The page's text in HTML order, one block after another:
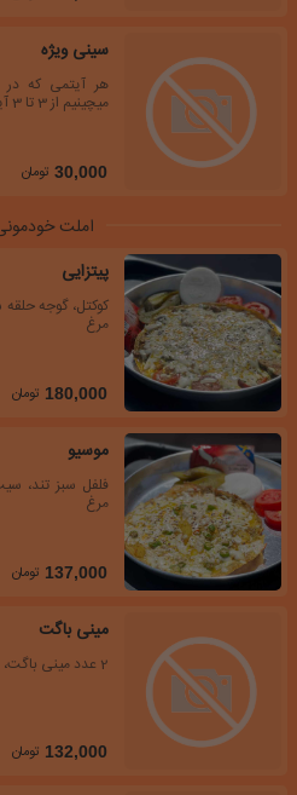
سینی ویژه
هر آیتمی که
میچینیم از 3 تا 3 آیتم
30,000 تومان
املت
پیتزایی
مرغ
180,000 تومان
موسیو
مرغ
137,000 تومان
مینی باگت
2 عدد مینی باگت، پنیر چدار، پنیر پیتزا، ژامبون ، تخم مرغ
132,000 تومان